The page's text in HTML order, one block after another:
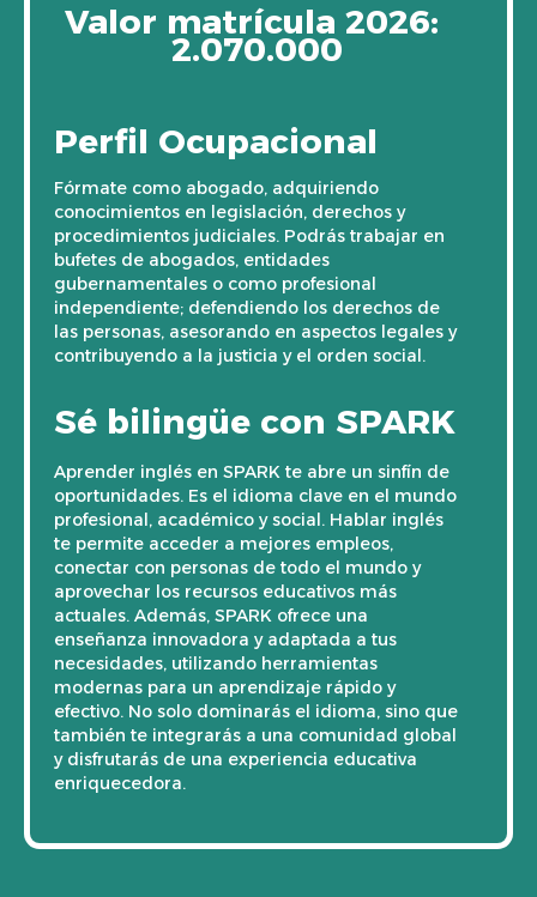
Valor matrícula 2026:
2.070.000
Perfil Ocupacional
Fórmate como abogado, adquiriendo
conocimientos en legislación, derechos y
procedimientos judiciales. Podrás trabajar en
bufetes de abogados, entidades
gubernamentales o como profesional
independiente; defendiendo los derechos de
las personas, asesorando en aspectos legales y
contribuyendo a la justicia y el orden social.
Sé bilingüe con SPARK
Aprender inglés en SPARK te abre un sinfín de
oportunidades. Es el idioma clave en el mundo
profesional, académico y social. Hablar inglés
te permite acceder a mejores empleos,
conectar con personas de todo el mundo y
aprovechar los recursos educativos más
actuales. Además, SPARK ofrece una
enseñanza innovadora y adaptada a tus
necesidades, utilizando herramientas
modernas para un aprendizaje rápido y
efectivo. No solo dominarás el idioma, sino que
también te integrarás a una comunidad global
y disfrutarás de una experiencia educativa
enriquecedora.